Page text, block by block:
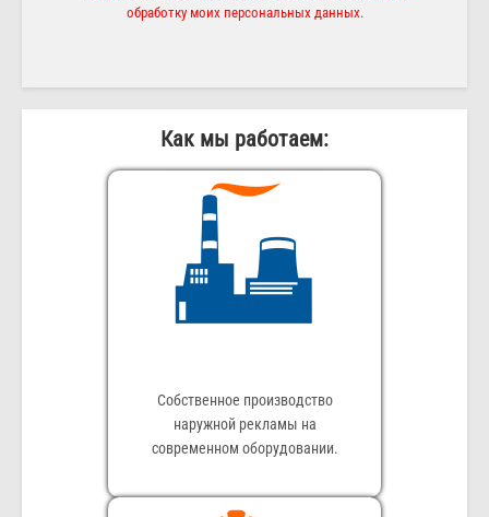
обработку моих персональных данных.
Как мы работаем:
Собственное производство
наружной рекламы на
современном оборудовании.